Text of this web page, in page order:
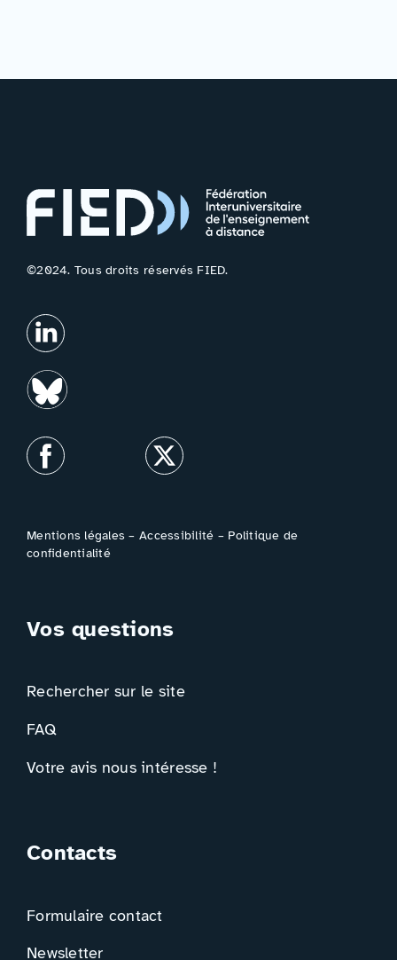
©2024. Tous droits réservés FIED.
Mentions légales –Accessibilité – Politique de
confidentialité
Vos questions
Rechercher sur le site
FAQ
Votre avis nous intéresse !
Contacts
Formulaire contact
Newsletter